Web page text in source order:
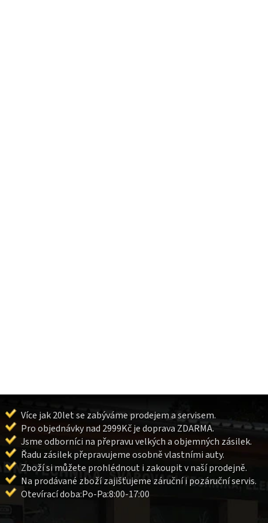
Více jak 20let se zabýváme prodejem a servisem.
Pro objednávky nad 2999Kč je doprava ZDARMA.
Jsme odborníci na přepravu velkých a objemných zásilek.
Řadu zásilek přepravujeme osobně vlastními auty.
Zboží si můžete prohlédnout i zakoupit v naší prodejně.
Na prodávané zboží zajišťujeme záruční i pozáruční servis.
Otevírací doba:Po-Pa:8:00-17:00